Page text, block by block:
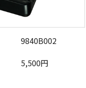
9840B002
5,500円